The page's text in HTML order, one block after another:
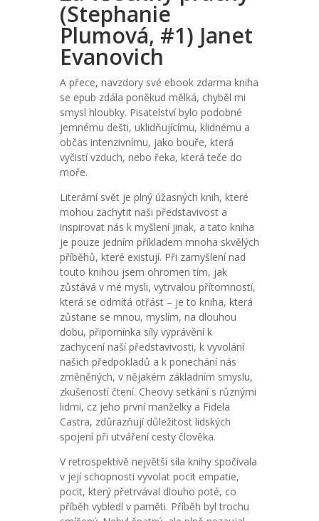
(Stephanie
Plumová, #1) Janet
Evanovich
A přece, navzdory své ebook zdarma kniha
se epub zdála poněkud mělká, chyběl mi
smysl hloubky. Pisatelství bylo podobné
jemnému dešti, uklidňujícímu, klidnému a
občas intenzivnímu, jako bouře, která
vyčistí vzduch, nebo řeka, která teče do
moře.
Literární svět je plný úžasných knih, které
mohou zachytit naši představivost a
inspirovat nás k myšlení jinak, a tato kniha
je pouze jedním příkladem mnoha skvělých
příběhů, které existují. Při zamyšlení nad
touto knihou jsem ohromen tím, jak
zůstává v mé mysli, vytrvalou přítomností,
která se odmítá otřást – je to kniha, která
zůstane se mnou, myslím, na dlouhou
dobu, připomínka síly vyprávění k
zachycení naší představivosti, k vyvolání
našich předpokladů a k ponechání nás
změněných, v nějakém základním smyslu,
zkušeností čtení. Cheovy setkání s různými
lidmi, cz jeho první manželky a Fidela
Castra, zdůrazňují důležitost lidských
spojení při utváření cesty člověka.
V retrospektivě největší síla knihy spočívala
v její schopnosti vyvolat pocit empatie,
pocit, který přetrvával dlouho poté, co
příběh vybledl v paměti. Příběh byl trochu